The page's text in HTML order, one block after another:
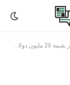
العربية السعودية